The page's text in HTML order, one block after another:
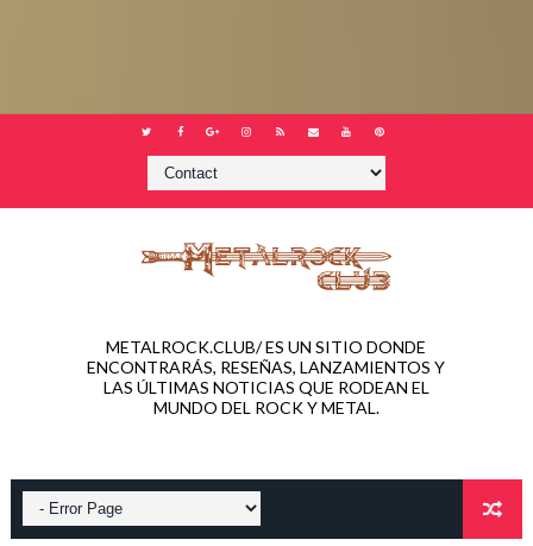
METALROCK.CLUB/ ES UN SITIO DONDE
ENCONTRARÁS, RESEÑAS, LANZAMIENTOS Y
LAS ÚLTIMAS NOTICIAS QUE RODEAN EL
MUNDO DEL ROCK Y METAL.